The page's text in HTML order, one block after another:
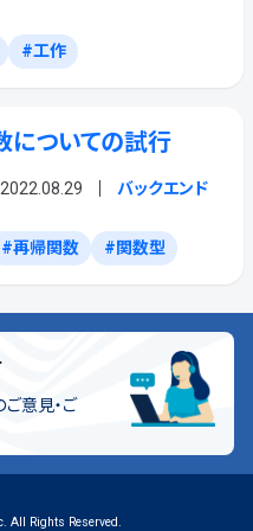
工作
ついての試行
2022.08.29 バックエンド
再帰関数 関数型
意見・ご
All Rights Reserved.